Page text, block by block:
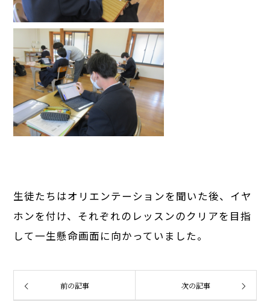
生徒たちはオリエンテーションを聞いた後、イヤ
ホンを付け、それぞれのレッスンのクリアを目指
して一生懸命画面に向かっていました。
前の記事 次の記事